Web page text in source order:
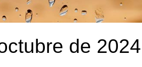
de 2024